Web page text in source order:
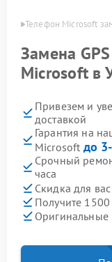
Телефон Microsoft
Замена
Microsoft в
Привезем и
доставкой
Гарантия на
Microsoft до
Срочный
часа
Скидка для
Получите